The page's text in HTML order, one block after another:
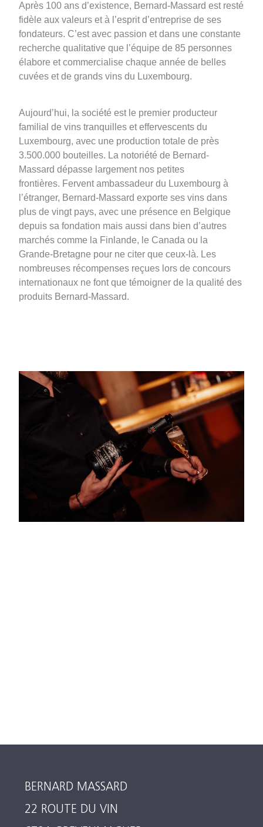
Après 100 ans d’existence, Bernard-Massard est resté
fidèle aux valeurs et à l’esprit d’entreprise de ses
fondateurs. C’est avec passion et dans une constante
recherche qualitative que l’équipe de 85 personnes
élabore et commercialise chaque année de belles
cuvées et de grands vins du Luxembourg.
Aujourd’hui, la société est le premier producteur
familial de vins tranquilles et effervescents du
Luxembourg, avec une production totale de près
3.500.000 bouteilles. La notoriété de Bernard-
Massard dépasse largement nos petites
frontières. Fervent ambassadeur du Luxembourg à
l’étranger, Bernard-Massard exporte ses vins dans
plus de vingt pays, avec une présence en Belgique
depuis sa fondation mais aussi dans bien d’autres
marchés comme la Finlande, le Canada ou la
Grande-Bretagne pour ne citer que ceux-là. Les
nombreuses récompenses reçues lors de concours
internationaux ne font que témoigner de la qualité des
produits Bernard-Massard.
BERNARD MASSARD
22 ROUTE DU VIN